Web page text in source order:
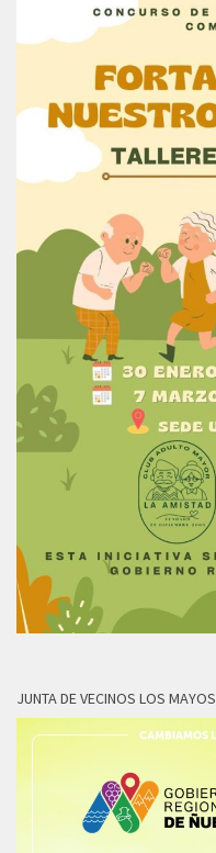
JUNTA DE VECINOS LOS MAYOS